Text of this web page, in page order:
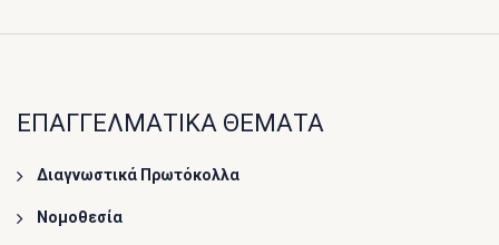
ΕΠΑΓΓΕΛΜΑΤΙΚΑ ΘΕΜΑΤΑ
Διαγνωστικά Πρωτόκολλα
Νομοθεσία